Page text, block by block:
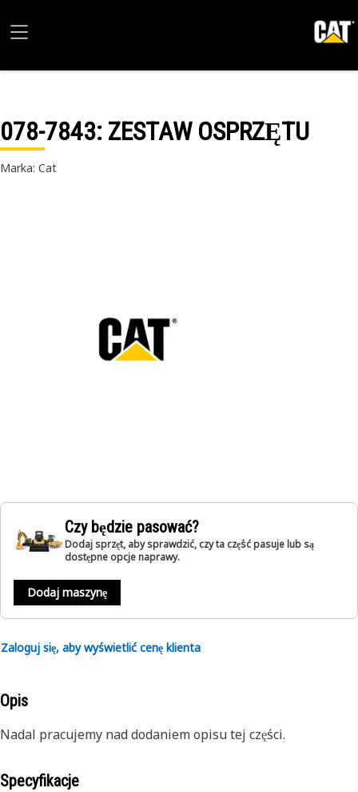
078-7843: ZESTAW OSPRZĘTU
Marka: Cat
Czy będzie pasować?
Dodaj sprzęt, aby sprawdzić, czy ta część pasuje lub są
dostępne opcje naprawy.
Dodaj maszynę
Zaloguj się, aby wyświetlić cenę klienta
Opis
Nadal pracujemy nad dodaniem opisu tej części.
Specyfikacje